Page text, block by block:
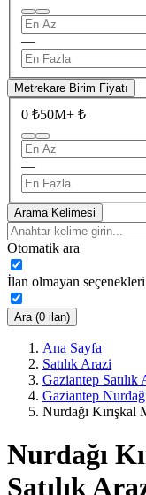
—
Metrekare Birim Fiyatı
0 ₺50M+ ₺
—
Arama Kelimesi
Otomatik ara
İlan olmayan
Ara (0 ilan)
Ana Sayfa
Satılık Arazi
Gaziantep Satılık
Gaziantep
Nurdağı Kırışkal
Nurdağı
Satılık